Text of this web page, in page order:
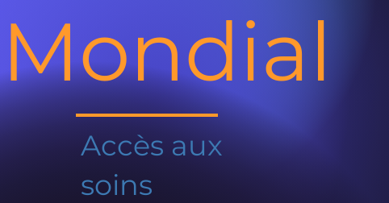
Mondial
Accès aux
soins